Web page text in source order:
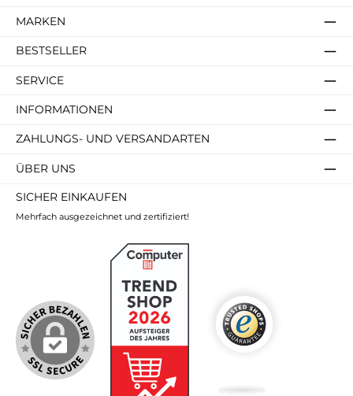
MARKEN
BESTSELLER
SERVICE
INFORMATIONEN
ZAHLUNGS- UND VERSANDARTEN
ÜBER UNS
SICHER EINKAUFEN
Mehrfach ausgezeichnet und zertifiziert!